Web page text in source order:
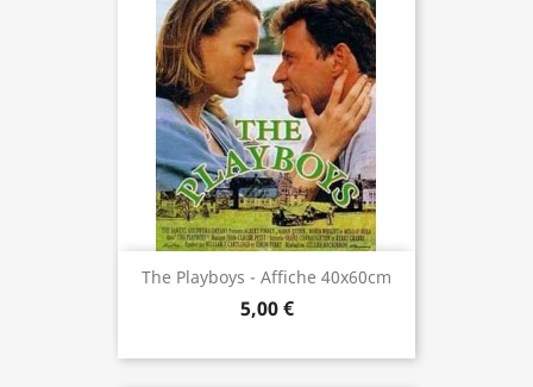
The Playboys - Affiche 40x60cm
5,00 €